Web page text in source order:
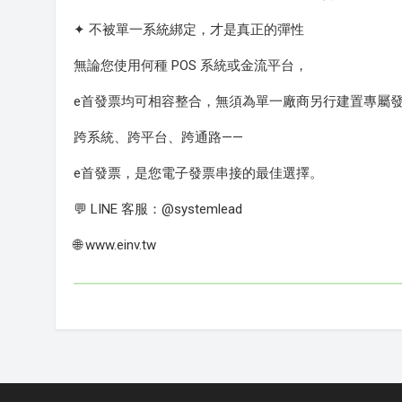
✦ 不被單一系統綁定，才是真正的彈性
無論您使用何種 POS 系統或金流平台，
e首發票均可相容整合，無須為單一廠商另行建置專屬發
跨系統、跨平台、跨通路——
e首發票，是您電子發票串接的最佳選擇。
💬 LINE 客服：@systemlead
🌐 www.einv.tw